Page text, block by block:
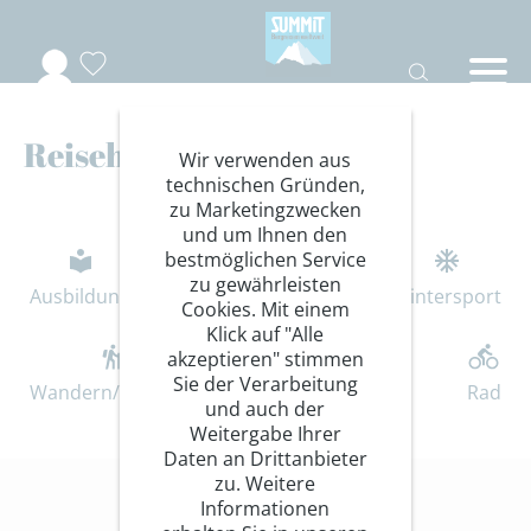
Reisehighlights Winter
Ausbildung Bergsteigen Wintersport
Wandern/Trekking Summit Specials Rad
Wir verwenden aus
technischen Gründen,
zu Marketingzwecken
und um Ihnen den
bestmöglichen Service
zu gewährleisten
Cookies. Mit einem
Klick auf "Alle
akzeptieren" stimmen
Sie der Verarbeitung
und auch der
Weitergabe Ihrer
Daten an Drittanbieter
zu. Weitere
Informationen